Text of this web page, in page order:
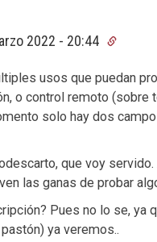
2022 - 20:44
usos que puedan
o control remoto (sobre
solo hay dos
que voy
las ganas de probar
Pues no lo se, ya
ya veremos..